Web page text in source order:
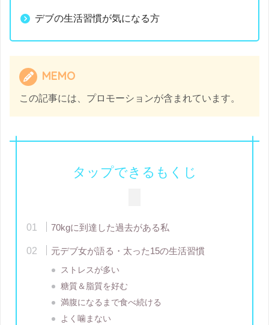
デブの生活習慣が気になる方
MEMO
この記事には、プロモーションが含まれています。
タップできるもくじ
70kgに到達した過去がある私
元デブ女が語る・太った15の生活習慣
ストレスが多い
糖質＆脂質を好む
満腹になるまで食べ続ける
よく噛まない